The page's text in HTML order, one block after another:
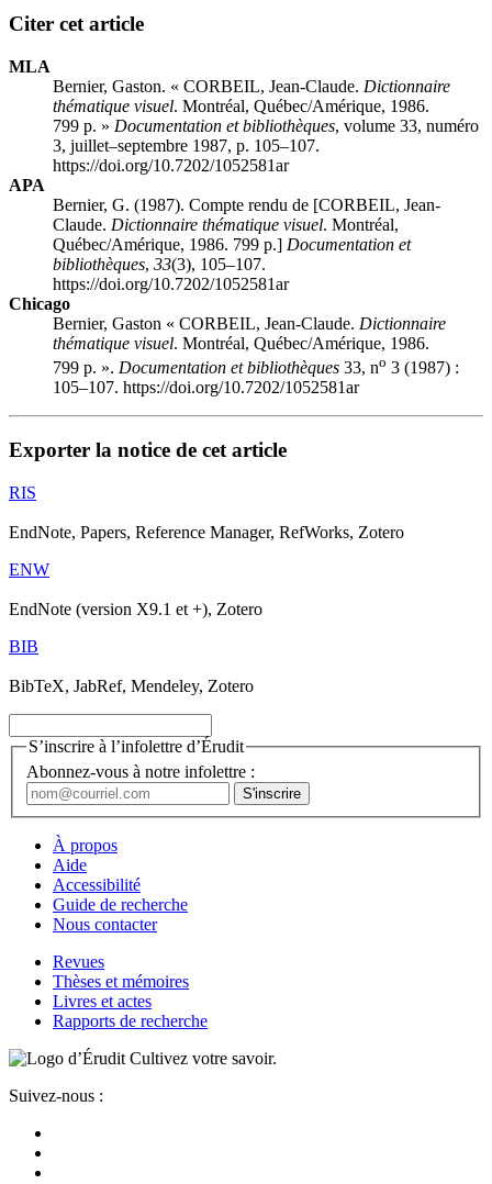
Citer cet article
MLA
Bernier, Gaston. « CORBEIL, Jean-Claude. Dictionnaire
thématique visuel. Montréal, Québec/Amérique, 1986.
799 p. » Documentation et bibliothèques, volume 33, numéro
3, juillet–septembre 1987, p. 105–107.
https://doi.org/10.7202/1052581ar
APA
Bernier, G. (1987). Compte rendu de [CORBEIL, Jean-
Claude. Dictionnaire thématique visuel. Montréal,
Québec/Amérique, 1986. 799 p.] Documentation et
bibliothèques, 33(3), 105–107.
https://doi.org/10.7202/1052581ar
Chicago
Bernier, Gaston « CORBEIL, Jean-Claude. Dictionnaire
thématique visuel. Montréal, Québec/Amérique, 1986.
799 p. ». Documentation et bibliothèques 33, no 3 (1987) :
105–107. https://doi.org/10.7202/1052581ar
Exporter la notice de cet article
RIS
EndNote, Papers, Reference Manager, RefWorks, Zotero
ENW
EndNote (version X9.1 et +), Zotero
BIB
BibTeX, JabRef, Mendeley, Zotero
S’inscrire à l’infolettre d’Érudit
Abonnez-vous à notre infolettre :
À propos
Aide
Accessibilité
Guide de recherche
Nous contacter
Revues
Thèses et mémoires
Livres et actes
Rapports de recherche
Cultivez votre savoir.
Suivez-nous :